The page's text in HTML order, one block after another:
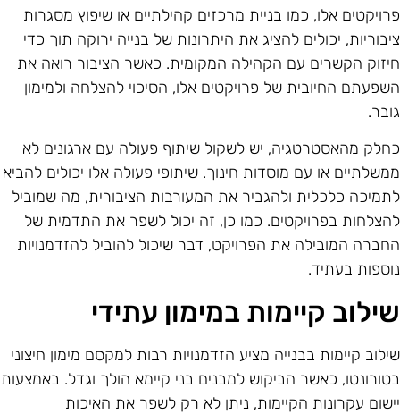
אלו, כמו בניית מרכזים קהילתיים או שיפוץ מסגרות
יכולים להציג את היתרונות של בנייה ירוקה תוך כדי
הקשרים עם הקהילה המקומית. כאשר הציבור רואה את
החיובית של פרויקטים אלו, הסיכוי להצלחה ולמימון
מהאסטרטגיה, יש לשקול שיתוף פעולה עם ארגונים לא
או עם מוסדות חינוך. שיתופי פעולה אלו יכולים להביא
כלכלית ולהגביר את המעורבות הציבורית, מה שמוביל
בפרויקטים. כמו כן, זה יכול לשפר את התדמית של
המובילה את הפרויקט, דבר שיכול להוביל להזדמנויות
בעתיד.
קיימות במימון עתידי
קיימות בבנייה מציע הזדמנויות רבות למקסם מימון חיצוני
כאשר הביקוש למבנים בני קיימא הולך וגדל. באמצעות
עקרונות הקיימות, ניתן לא רק לשפר את האיכות